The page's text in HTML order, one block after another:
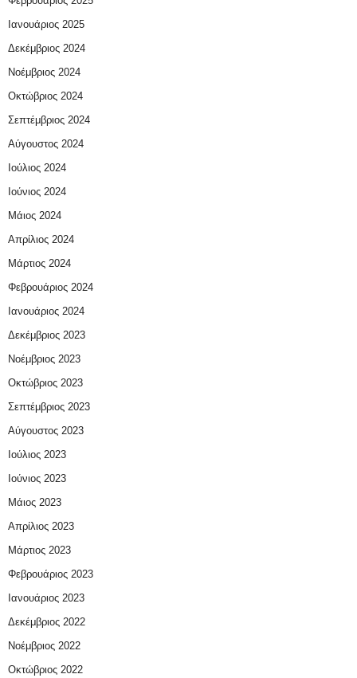
Ιανουάριος 2025
Δεκέμβριος 2024
Νοέμβριος 2024
Οκτώβριος 2024
Σεπτέμβριος 2024
Αύγουστος 2024
Ιούλιος 2024
Ιούνιος 2024
Μάιος 2024
Απρίλιος 2024
Μάρτιος 2024
Φεβρουάριος 2024
Ιανουάριος 2024
Δεκέμβριος 2023
Νοέμβριος 2023
Οκτώβριος 2023
Σεπτέμβριος 2023
Αύγουστος 2023
Ιούλιος 2023
Ιούνιος 2023
Μάιος 2023
Απρίλιος 2023
Μάρτιος 2023
Φεβρουάριος 2023
Ιανουάριος 2023
Δεκέμβριος 2022
Νοέμβριος 2022
Οκτώβριος 2022